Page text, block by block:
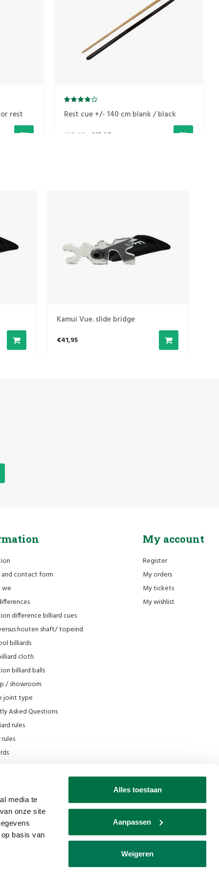
media te
onze site
basis van
Alles toestaan
Aanpassen
Weigeren
rest Rest cue +/- 140 cm blank / black
€17,85 €15,25
Kamui Vue. slide bridge
€41,95
contact form
we
difference billiard cues
houten shaft/ topeind
billiards
cloth
billiard balls
/ showroom
joint type
Asked Questions
rules
Van den Broek Biljarts
My account
Register
My orders
My tickets
My wishlist